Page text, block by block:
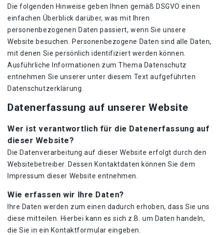
Die folgenden Hinweise geben Ihnen gemäß DSGVO einen
einfachen Überblick darüber, was mit Ihren
personenbezogenen Daten passiert, wenn Sie unsere
Website besuchen. Personenbezogene Daten sind alle Daten,
mit denen Sie persönlich identifiziert werden können.
Ausführliche Informationen zum Thema Datenschutz
entnehmen Sie unserer unter diesem Text aufgeführten
Datenschutzerklärung.
Datenerfassung auf unserer Website
Wer ist verantwortlich für die Datenerfassung auf
dieser Website?
Die Datenverarbeitung auf dieser Website erfolgt durch den
Websitebetreiber. Dessen Kontaktdaten können Sie dem
Impressum dieser Website entnehmen.
Wie erfassen wir Ihre Daten?
Ihre Daten werden zum einen dadurch erhoben, dass Sie uns
diese mitteilen. Hierbei kann es sich z.B. um Daten handeln,
die Sie in ein Kontaktformular eingeben.